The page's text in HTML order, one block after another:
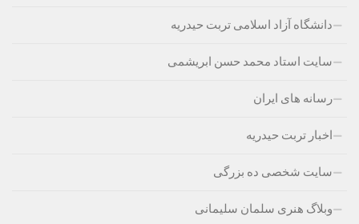
دانشگاه آزاد اسلامی تربت حیدریه
سایت استاد محمد حسن ابریشمی
رسانه های ایران
اخبار تربت حیدریه
سایت شخصی ده بزرگی
وبلاگ هنری سلمان سلیمانی